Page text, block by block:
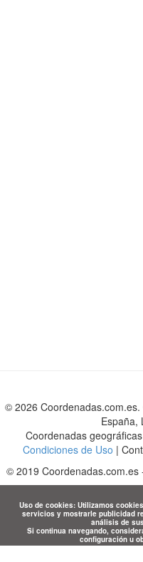
© 2026
España,
Coordenadas
Condiciones de Uso |
© 2019 Coordenadas.com.es
Uso de cookies: Utilizamos
servicios y mostrarle publicidad
análisis de
Si continua navegando,
configuración u